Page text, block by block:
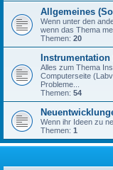
Allgemeines
Wenn unter den
wenn das Thema
Themen: 20
Instrumentation
Alles zum Thema
Computerseite
Probleme...
Themen: 54
Wenn ihr Ideen zu
Themen: 1